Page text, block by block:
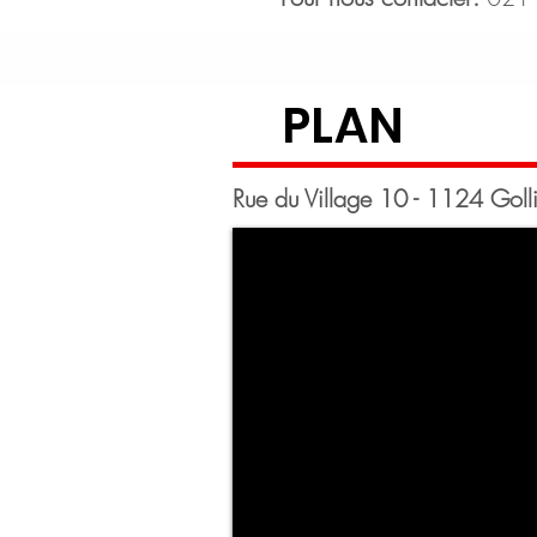
PLAN
Rue du Village 10 - 1124